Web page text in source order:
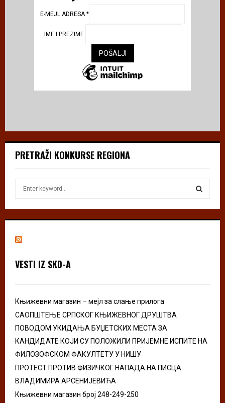
E-MEJL ADRESA*
IME I PREZIME
PRETRAŽI KONKURSE REGIONA
h
r
S
VESTI IZ SKD-A
Књижевни магазин – мејл за слање прилога
САОПШТЕЊЕ СРПСКОГ КЊИЖЕВНОГ ДРУШТВА
ПОВОДОМ УКИДАЊА БУЏЕТСКИХ МЕСТА ЗА
КАНДИДАТЕ КОЈИ СУ ПОЛОЖИЛИ ПРИЈЕМНЕ ИСПИТЕ НА
ФИЛОЗОФСКОМ ФАКУЛТЕТУ У НИШУ
ПРОТЕСТ ПРОТИВ ФИЗИЧКОГ НАПАДА НА ПИСЦА
ВЛАДИМИРА АРСЕНИЈЕВИЋА
Књижевни магазин број 248-249-250